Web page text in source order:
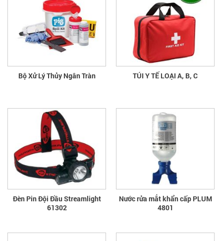
Bộ Xử Lý Thủy Ngân Tràn TÚI Y TẾ LOẠI A, B, C
Đèn Pin Đội Đầu Streamlight
61302
Nước rửa mắt khẩn cấp PLUM
4801